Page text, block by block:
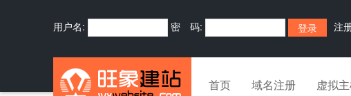
用户名: 密 码: 注
首页 域名注册 虚拟